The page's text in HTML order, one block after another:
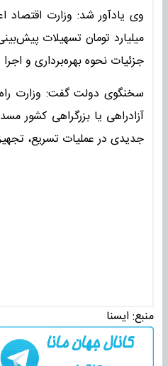
جزئیات نحوه بهره‌برداری و
سخنگوی دولت گفت: وزارت راه
آزادراهی یا بزرگراهی کشور
جدیدی در عملیات تسریع،
منبع: ايسنا